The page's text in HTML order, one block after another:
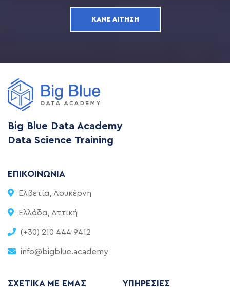
ΚΆΝΕ ΑΊΤΗΣΗ
Big Blue Data Academy
Data Science Training
ΕΠΙΚΟΙΝΩΝΊΑ
Ελβετία, Λουκέρνη
Ελλάδα, Αττική
(+30) 210 444 9412
info@bigblue.academy
ΣΧΕΤΙΚΆ ΜΕ ΕΜΆΣ ΥΠΗΡΕΣΊΕΣ